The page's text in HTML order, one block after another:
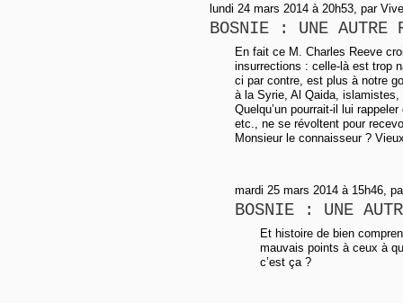
lundi 24 mars 2014 à 20h53, par
BOSNIE : UNE AUTRE
En fait ce M. Charles Reeve
insurrections : celle-là est trop
ci par contre, est plus à notre
à la Syrie, Al Qaida,
Quelqu’un pourrait-il lui
etc., ne se révoltent pour
Monsieur le connaisseur ?
mardi 25 mars 2014 à 15h46,
BOSNIE : UNE
Et histoire de bien
mauvais points à ceux à
c’est ça ?